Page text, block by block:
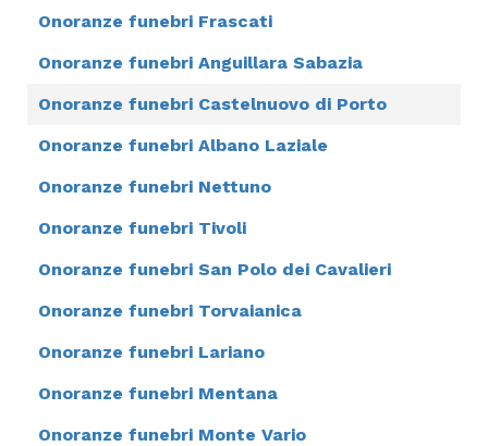
Onoranze funebri Frascati
Onoranze funebri Anguillara Sabazia
Onoranze funebri Castelnuovo di Porto
Onoranze funebri Albano Laziale
Onoranze funebri Nettuno
Onoranze funebri Tivoli
Onoranze funebri San Polo dei Cavalieri
Onoranze funebri Torvaianica
Onoranze funebri Lariano
Onoranze funebri Mentana
Onoranze funebri Monte Vario